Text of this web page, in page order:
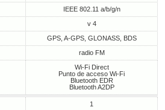
IEEE 802.11 a/b/g/n
v 4
GPS, A-GPS, GLONASS, BDS
radio FM
Wi-Fi Direct
Punto de acceso Wi-Fi
Bluetooth EDR
Bluetooth A2DP
1